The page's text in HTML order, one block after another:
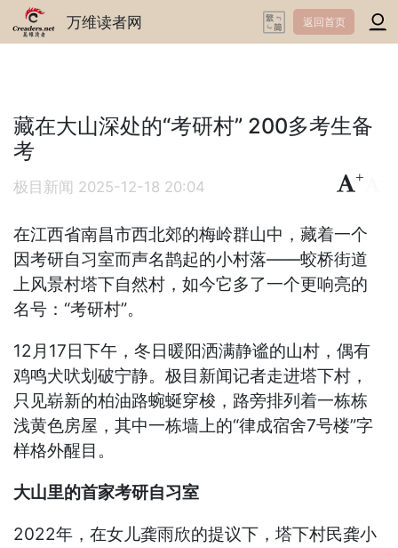
万维读者网 返回首页
藏在大山深处的“考研村” 200多考生备
考
极目新闻 2025-12-18 20:04
+
在江西省南昌市西北郊的梅岭群山中，藏着一个
因考研自习室而声名鹊起的小村落——蛟桥街道
上风景村塔下自然村，如今它多了一个更响亮的
名号：“考研村”。
12月17日下午，冬日暖阳洒满静谧的山村，偶有
鸡鸣犬吠划破宁静。极目新闻记者走进塔下村，
只见崭新的柏油路蜿蜒穿梭，路旁排列着一栋栋
浅黄色房屋，其中一栋墙上的“律成宿舍7号楼”字
样格外醒目。
大山里的首家考研自习室
2022年，在女儿龚雨欣的提议下，塔下村民龚小